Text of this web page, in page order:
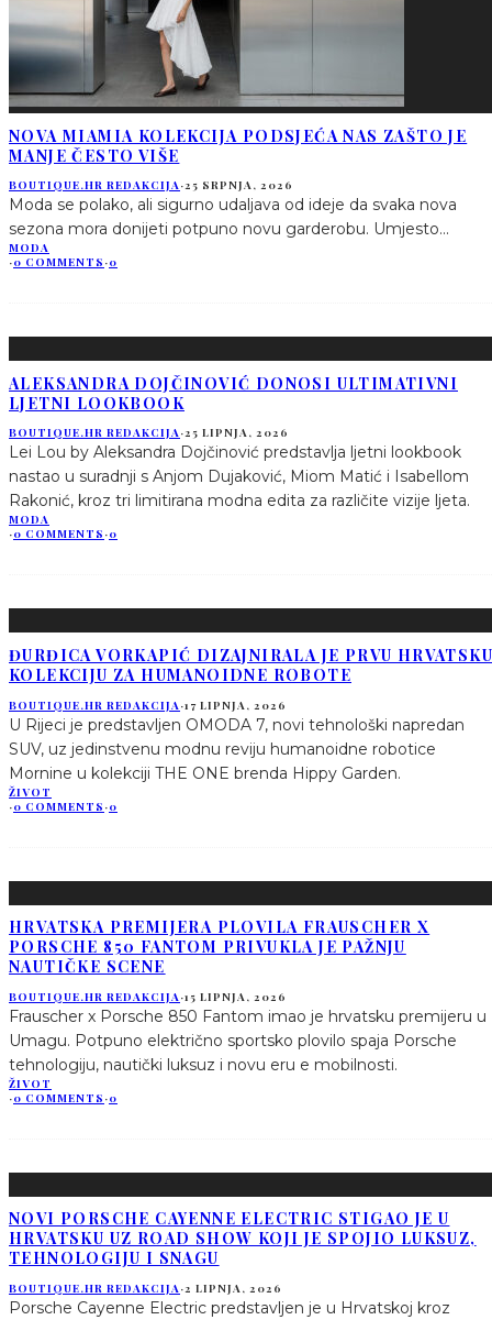
NOVA MIAMIA KOLEKCIJA PODSJEĆA NAS ZAŠTO JE
MANJE ČESTO VIŠE
BOUTIQUE.HR REDAKCIJA·25 SRPNJA, 2026
Moda se polako, ali sigurno udaljava od ideje da svaka nova
sezona mora donijeti potpuno novu garderobu. Umjesto...
MODA
·0 COMMENTS ·0
ALEKSANDRA DOJČINOVIĆ DONOSI ULTIMATIVNI
LJETNI LOOKBOOK
BOUTIQUE.HR REDAKCIJA·25 LIPNJA, 2026
Lei Lou by Aleksandra Dojčinović predstavlja ljetni lookbook
nastao u suradnji s Anjom Dujaković, Miom Matić i Isabellom
Rakonić, kroz tri limitirana modna edita za različite vizije ljeta.
MODA
·0 COMMENTS ·0
ĐURĐICA VORKAPIĆ DIZAJNIRALA JE PRVU HRVATSKU
KOLEKCIJU ZA HUMANOIDNE ROBOTE
BOUTIQUE.HR REDAKCIJA ·17 LIPNJA, 2026
U Rijeci je predstavljen OMODA 7, novi tehnološki napredan
SUV, uz jedinstvenu modnu reviju humanoidne robotice
Mornine u kolekciji THE ONE brenda Hippy Garden.
ŽIVOT
·0 COMMENTS ·0
HRVATSKA PREMIJERA PLOVILA FRAUSCHER X
PORSCHE 850 FANTOM PRIVUKLA JE PAŽNJU
NAUTIČKE SCENE
BOUTIQUE.HR REDAKCIJA·15 LIPNJA, 2026
Frauscher x Porsche 850 Fantom imao je hrvatsku premijeru u
Umagu. Potpuno električno sportsko plovilo spaja Porsche
tehnologiju, nautički luksuz i novu eru e mobilnosti.
ŽIVOT
·0 COMMENTS ·0
NOVI PORSCHE CAYENNE ELECTRIC STIGAO JE U
HRVATSKU UZ ROAD SHOW KOJI JE SPOJIO LUKSUZ,
TEHNOLOGIJU I SNAGU
BOUTIQUE.HR REDAKCIJA·2 LIPNJA, 2026
Porsche Cayenne Electric predstavljen je u Hrvatskoj kroz